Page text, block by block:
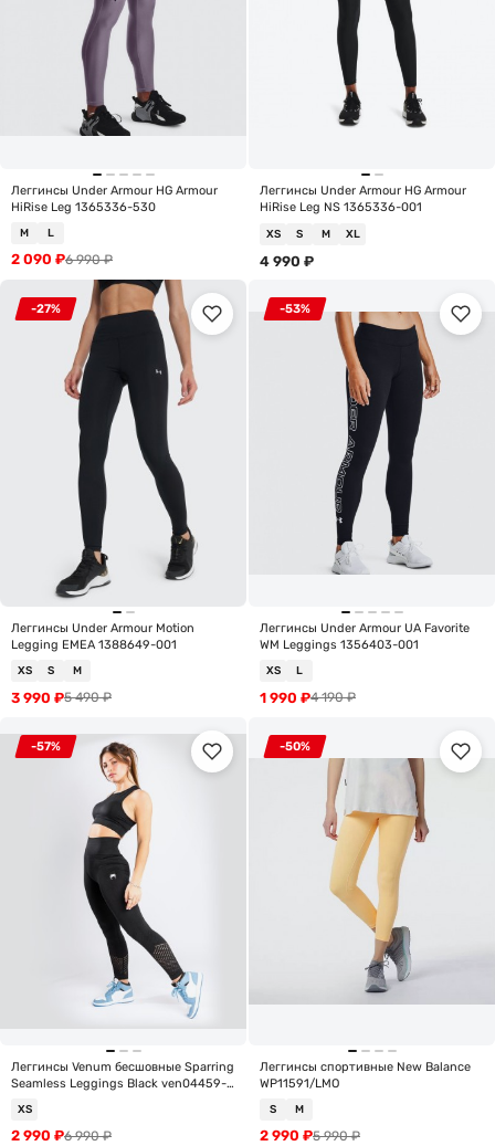
Леггинсы Under Armour HG Armour
HiRise Leg 1365336-530
M L
6 990₽
2 090 ₽
Леггинсы Under Armour HG Armour
HiRise Leg NS 1365336-001
XS S M XL
4 990 ₽
-27%
Леггинсы Under Armour Motion
Legging EMEA 1388649-001
XS S M
5 490₽
3 990 ₽
-53%
Леггинсы Under Armour UA Favorite
WM Leggings 1356403-001
XS L
4 190₽
1 990 ₽
-57%
Леггинсы Venum бесшовные Sparring
Seamless Leggings Black ven04459-
XS
6 990₽
2 990 ₽
-50%
Леггинсы спортивные New Balance
WP11591/LMO
S M
5 990₽
2 990 ₽